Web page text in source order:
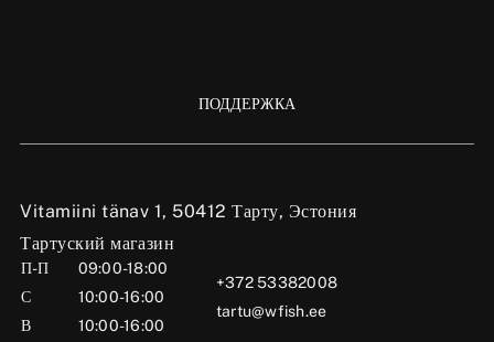
Vitamiini tänav 1, 50412 Тарту, Эстония
Тартуский магазин
П-П
09:00-18:00
С
10:00-16:00
В
10:00-16:00
+372 53382008
tartu@wfish.ee
ПОДДЕРЖКА